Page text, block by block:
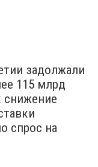
задолжали
115 млрд
снижение
спрос на